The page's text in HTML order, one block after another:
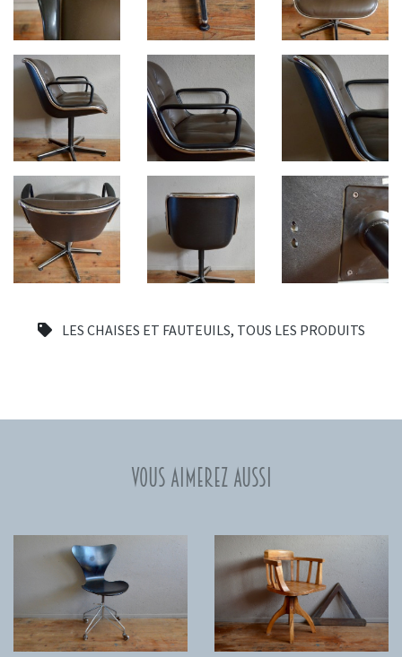
LES CHAISES ET FAUTEUILS, TOUS LES PRODUITS
Vous aimerez aussi